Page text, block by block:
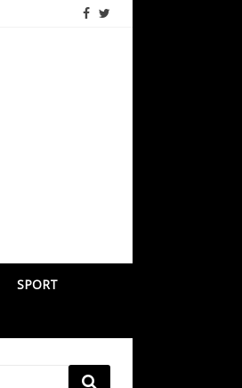
SPORT